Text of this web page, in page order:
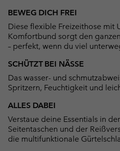
BEWEG DICH FREI
Diese flexible Freizeithose mit
Komfortbund sorgt den
– perfekt, wenn du viel
SCHÜTZT BEI NÄSSE
Das wasser- und
Spritzern, Feuchtigkeit und
ALLES DABEI
Verstaue deine Essentials in
Seitentaschen und der
die multifunktionale